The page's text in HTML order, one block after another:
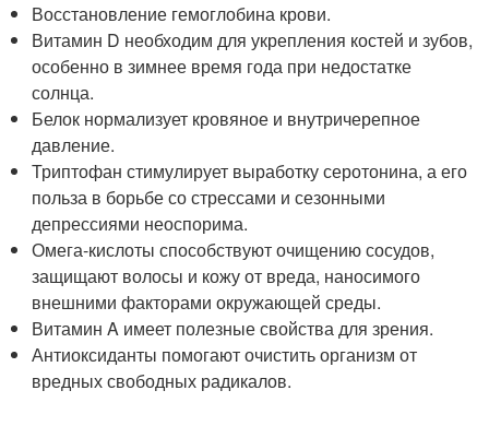
Восстановление гемоглобина крови.
Витамин D необходим для укрепления костей и зубов,
особенно в зимнее время года при недостатке
солнца.
Белок нормализует кровяное и внутричерепное
давление.
Триптофан стимулирует выработку серотонина, а его
польза в борьбе со стрессами и сезонными
депрессиями неоспорима.
Омега-кислоты способствуют очищению сосудов,
защищают волосы и кожу от вреда, наносимого
внешними факторами окружающей среды.
Витамин A имеет полезные свойства для зрения.
Антиоксиданты помогают очистить организм от
вредных свободных радикалов.